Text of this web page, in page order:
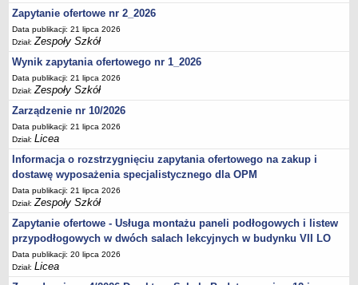
Zapytanie ofertowe nr 2_2026
Data publikacji: 21 lipca 2026
Dział:Zespoły Szkół
Wynik zapytania ofertowego nr 1_2026
Data publikacji: 21 lipca 2026
Dział:Zespoły Szkół
Zarządzenie nr 10/2026
Data publikacji: 21 lipca 2026
Dział:Licea
Informacja o rozstrzygnięciu zapytania ofertowego na zakup i
dostawę wyposażenia specjalistycznego dla OPM
Data publikacji: 21 lipca 2026
Dział:Zespoły Szkół
Zapytanie ofertowe - Usługa montażu paneli podłogowych i listew
przypodłogowych w dwóch salach lekcyjnych w budynku VII LO
Data publikacji: 20 lipca 2026
Dział:Licea